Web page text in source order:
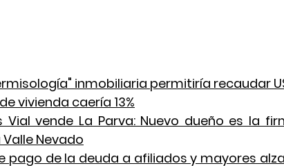
inmobiliaria permitiría recaudar
vivienda caería 13%
Vial vende La Parva: Nuevo dueño es la
Nevado
pago de la deuda a afiliados y mayores